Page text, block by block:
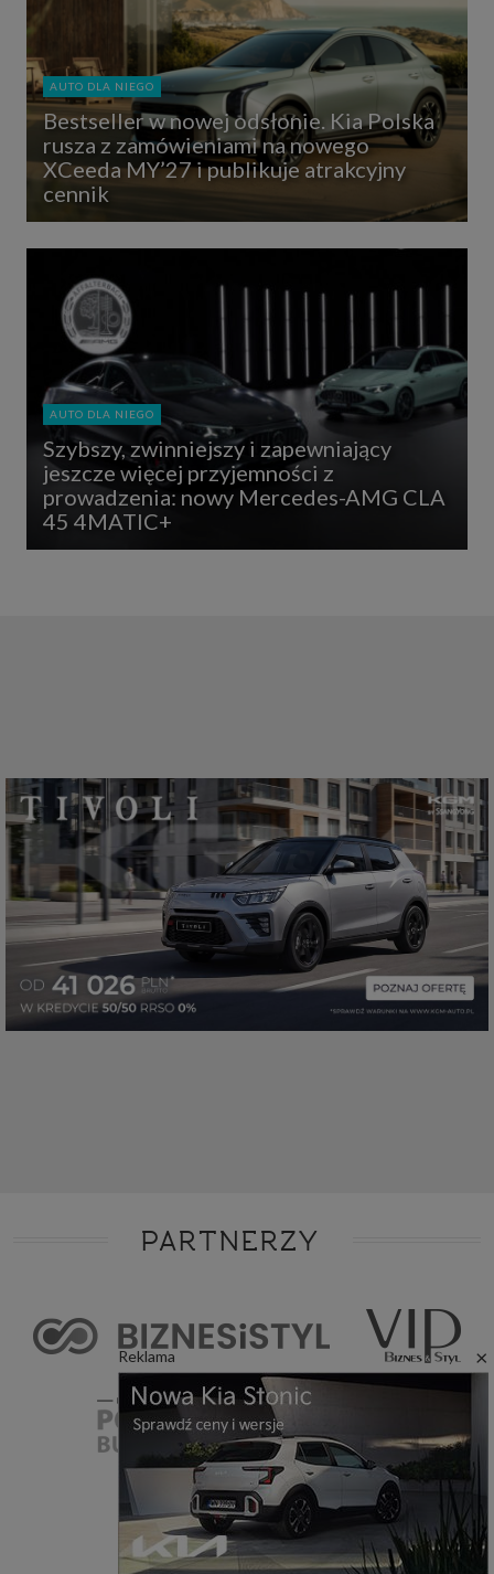
Reklama ×
AUTO DLA NIEGO
Bestseller w nowej odsłonie. Kia Polska
rusza z zamówieniami na nowego
XCeeda MY’27 i publikuje atrakcyjny
cennik
AUTO DLA NIEGO
Szybszy, zwinniejszy i zapewniający
jeszcze więcej przyjemności z
prowadzenia: nowy Mercedes-AMG CLA
45 4MATIC+
PARTNERZY